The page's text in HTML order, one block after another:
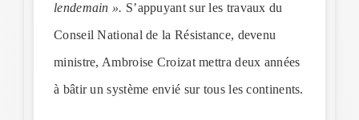
lendemain ». S’appuyant sur les travaux du
Conseil National de la Résistance, devenu
ministre, Ambroise Croizat mettra deux années
à bâtir un système envié sur tous les continents.